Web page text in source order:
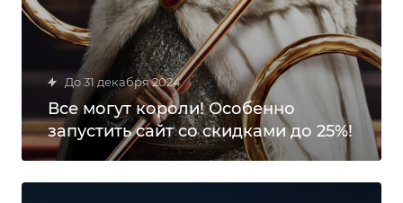
до 31 декабря 2024
Все могут короли! Особенно
запустить сайт со скидками до 25%!